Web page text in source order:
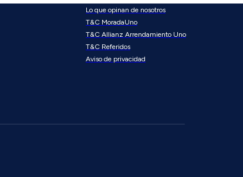
Lo que opinan de nosotros
T&C MoradaUno
T&C Allianz Arrendamiento Uno
T&C Referidos
Aviso de privacidad